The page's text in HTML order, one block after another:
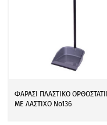
ΦΑΡΑΣΙ ΠΛΑΣΤΙΚΟ
ΜΕ ΛΑΣΤΙΧΟ Νο136